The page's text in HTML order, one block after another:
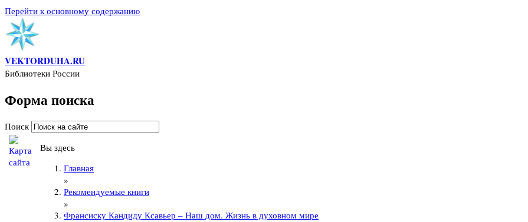
Перейти к основному содержанию
VEKTORDUHA.RU
Библиотеки России
Форма поиска
Поиск
Вы здесь
Главная
»
Рекомендуемые книги
»
Франсиску Кандиду Ксавьер – Наш дом. Жизнь в духовном мире